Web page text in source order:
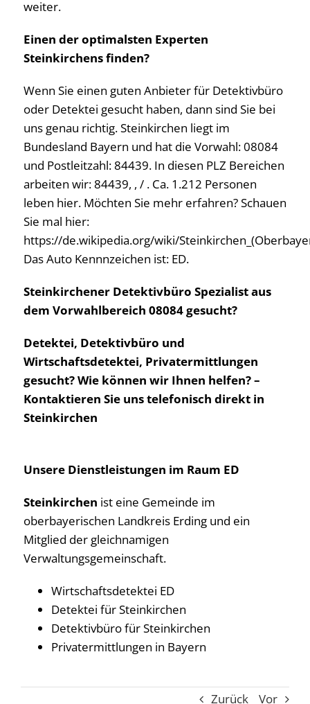
weiter.
Einen der optimalsten Experten
Steinkirchens finden?
Wenn Sie einen guten Anbieter für Detektivbüro
oder Detektei gesucht haben, dann sind Sie bei
uns genau richtig. Steinkirchen liegt im
Bundesland Bayern und hat die Vorwahl: 08084
und Postleitzahl: 84439. In diesen PLZ Bereichen
arbeiten wir: 84439, , / . Ca. 1.212 Personen
leben hier. Möchten Sie mehr erfahren? Schauen
Sie mal hier:
https://de.wikipedia.org/wiki/
Das Auto Kennnzeichen ist: ED.
Steinkirchener Detektivbüro Spezialist aus
dem Vorwahlbereich 08084 gesucht?
Detektei, Detektivbüro und
Wirtschaftsdetektei, Privatermittlungen
gesucht? Wie können wir Ihnen helfen? –
Kontaktieren Sie uns telefonisch direkt in
Steinkirchen
Unsere Dienstleistungen im Raum ED
Steinkirchen ist eine Gemeinde im
oberbayerischen Landkreis Erding und ein
Mitglied der gleichnamigen
Verwaltungsgemeinschaft.
Wirtschaftsdetektei ED
Detektei für Steinkirchen
Detektivbüro für Steinkirchen
Privatermittlungen in Bayern
Zurück Vor